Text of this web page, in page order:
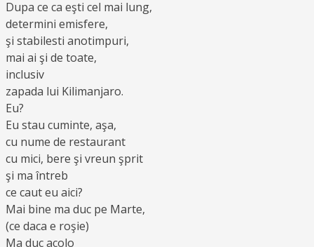
Dupa ce ca eşti cel mai lung,
determini emisfere,
şi stabilesti anotimpuri,
mai ai şi de toate,
inclusiv
zapada lui Kilimanjaro.
Eu?
Eu stau cuminte, aşa,
cu nume de restaurant
cu mici, bere şi vreun şprit
şi ma întreb
ce caut eu aici?
Mai bine ma duc pe Marte,
(ce daca e roşie)
Ma duc acolo